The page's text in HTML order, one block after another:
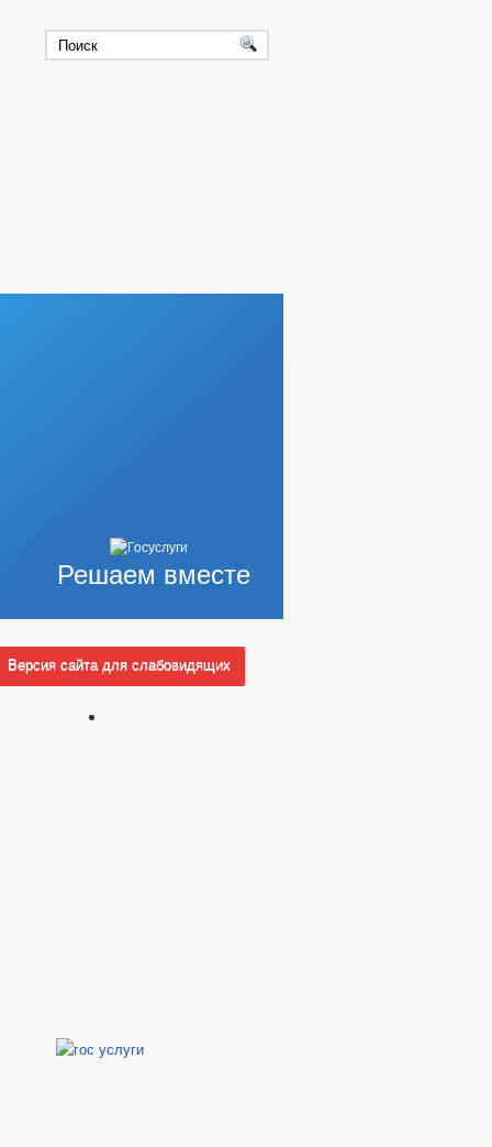
Решаем вместе
Версия сайта для слабовидящих